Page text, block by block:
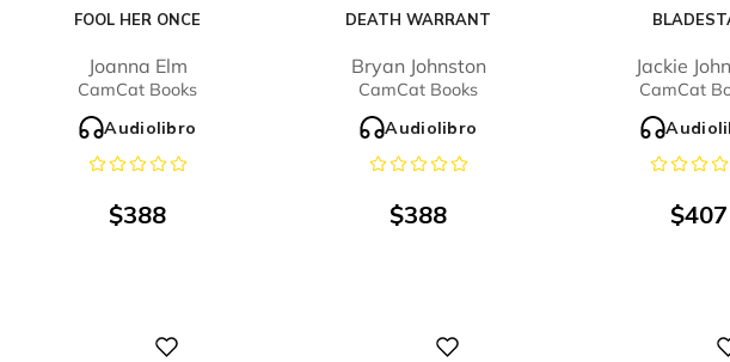
FOOL HER ONCE
Joanna Elm
CamCat Books
Audiolibro
$388
DEATH WARRANT
Bryan Johnston
CamCat Books
Audiolibro
$388
Jackie
CamCat
$407